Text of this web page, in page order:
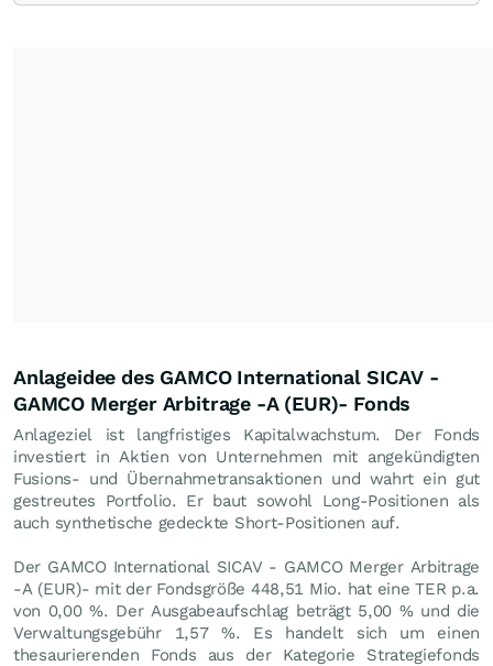
Anlageidee des GAMCO International SICAV -
GAMCO Merger Arbitrage -A (EUR)- Fonds
Anlageziel ist langfristiges Kapitalwachstum. Der Fonds
investiert in Aktien von Unternehmen mit angekündigten
Fusions- und Übernahmetransaktionen und wahrt ein gut
gestreutes Portfolio. Er baut sowohl Long-Positionen als
auch synthetische gedeckte Short-Positionen auf.
Der GAMCO International SICAV - GAMCO Merger Arbitrage
-A (EUR)- mit der Fondsgröße 448,51 Mio. hat eine TER p.a.
von 0,00 %. Der Ausgabeaufschlag beträgt 5,00 % und die
Verwaltungsgebühr 1,57 %. Es handelt sich um einen
thesaurierenden Fonds aus der Kategorie Strategiefonds